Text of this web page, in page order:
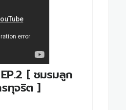
[ ชมรมลูก
ทุจริต ]